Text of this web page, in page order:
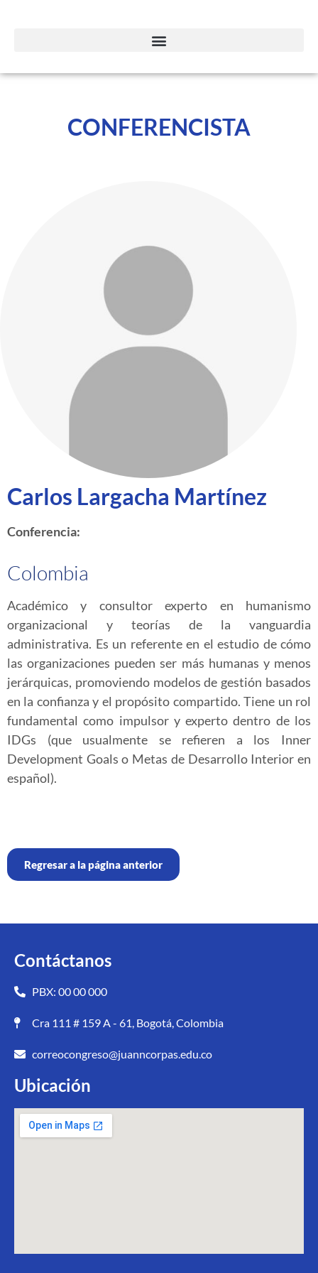
CONFERENCISTA
Carlos Largacha Martínez
Conferencia:
Colombia
Académico y consultor experto en humanismo
organizacional y teorías de la vanguardia
administrativa. Es un referente en el estudio de cómo
las organizaciones pueden ser más humanas y menos
jerárquicas, promoviendo modelos de gestión basados
en la confianza y el propósito compartido. Tiene un rol
fundamental como impulsor y experto dentro de los
IDGs (que usualmente se refieren a los Inner
Development Goals o Metas de Desarrollo Interior en
español).
Regresar a la página anterior
Contáctanos
PBX: 00 00 000
Cra 111 # 159 A - 61, Bogotá, Colombia
correocongreso@juanncorpas.edu.co
Ubicación